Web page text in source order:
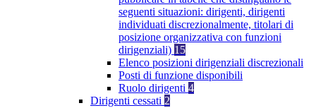
seguenti situazioni: dirigenti, dirigenti
individuati discrezionalmente, titolari di
posizione organizzativa con funzioni
dirigenziali) 15
Elenco posizioni dirigenziali discrezionali
Posti di funzione disponibili
Ruolo dirigenti 4
Dirigenti cessati 2